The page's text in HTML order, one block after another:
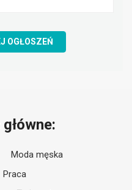
OGŁOSZEŃ
Moda męska
Praca